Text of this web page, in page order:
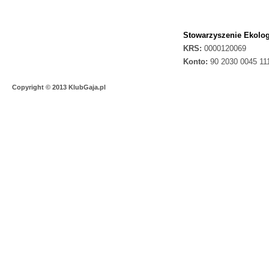
Stowarzyszenie
KRS: 0000120069
Konto: 90 2030 0045
Copyright © 2013 KlubGaja.pl